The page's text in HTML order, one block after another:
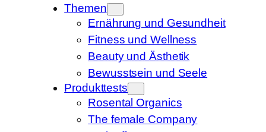
Themen
Ernährung und Gesundheit
Fitness und Wellness
Beauty und Ästhetik
Bewusstsein und Seele
Produkttests
Rosental Organics
The female Company